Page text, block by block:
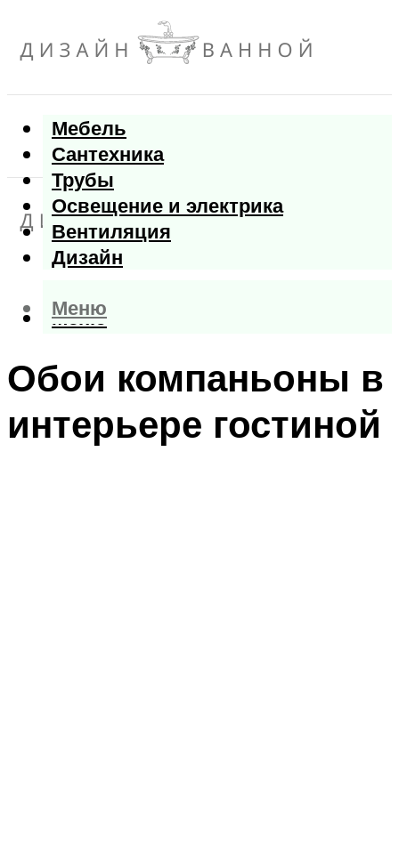
Мебель
Сантехника
Трубы
Освещение и электрика
Вентиляция
Дизайн
Меню
Меню
Обои компаньоны в
интерьере гостиной